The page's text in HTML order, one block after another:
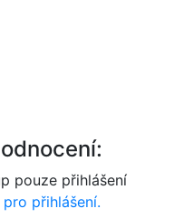
pouze přihlášení
přihlášení.